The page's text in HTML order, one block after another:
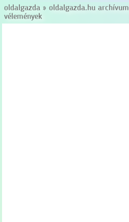
oldalgazda » oldalgazda.hu archívum
vélemények